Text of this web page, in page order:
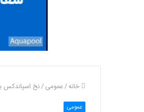
خانه/عمومی/نخ اسپاندکس
عمومی